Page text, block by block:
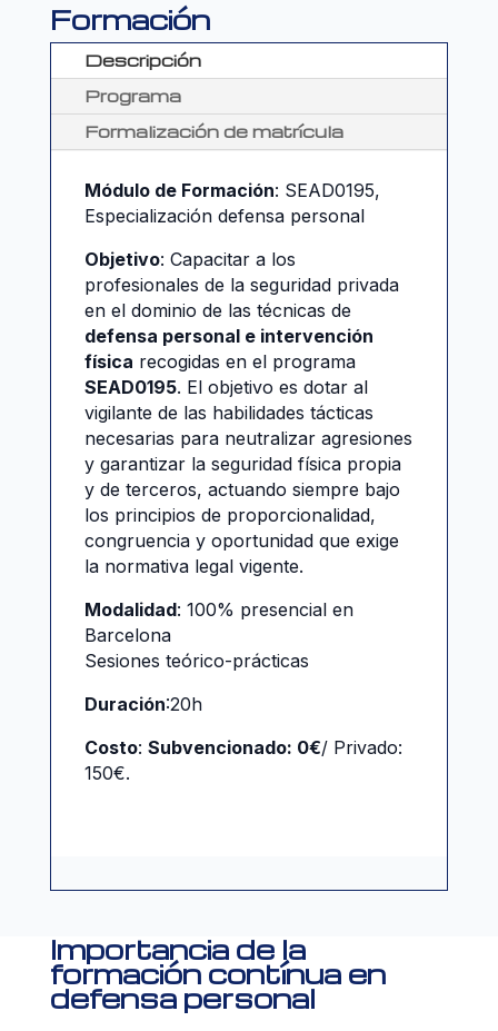
Formación
Descripción
Programa
Formalización de matrícula
Módulo de Formación: SEAD0195,
Especialización defensa personal
Objetivo: Capacitar a los
profesionales de la seguridad privada
en el dominio de las técnicas de
defensa personal e intervención
física recogidas en el programa
SEAD0195. El objetivo es dotar al
vigilante de las habilidades tácticas
necesarias para neutralizar agresiones
y garantizar la seguridad física propia
y de terceros, actuando siempre bajo
los principios de proporcionalidad,
congruencia y oportunidad que exige
la normativa legal vigente.
Modalidad: 100% presencial en
Barcelona
Sesiones teórico-prácticas
Duración:20h
Costo: Subvencionado: 0€/ Privado:
150€.
Importancia de la
formación contínua en
defensa personal